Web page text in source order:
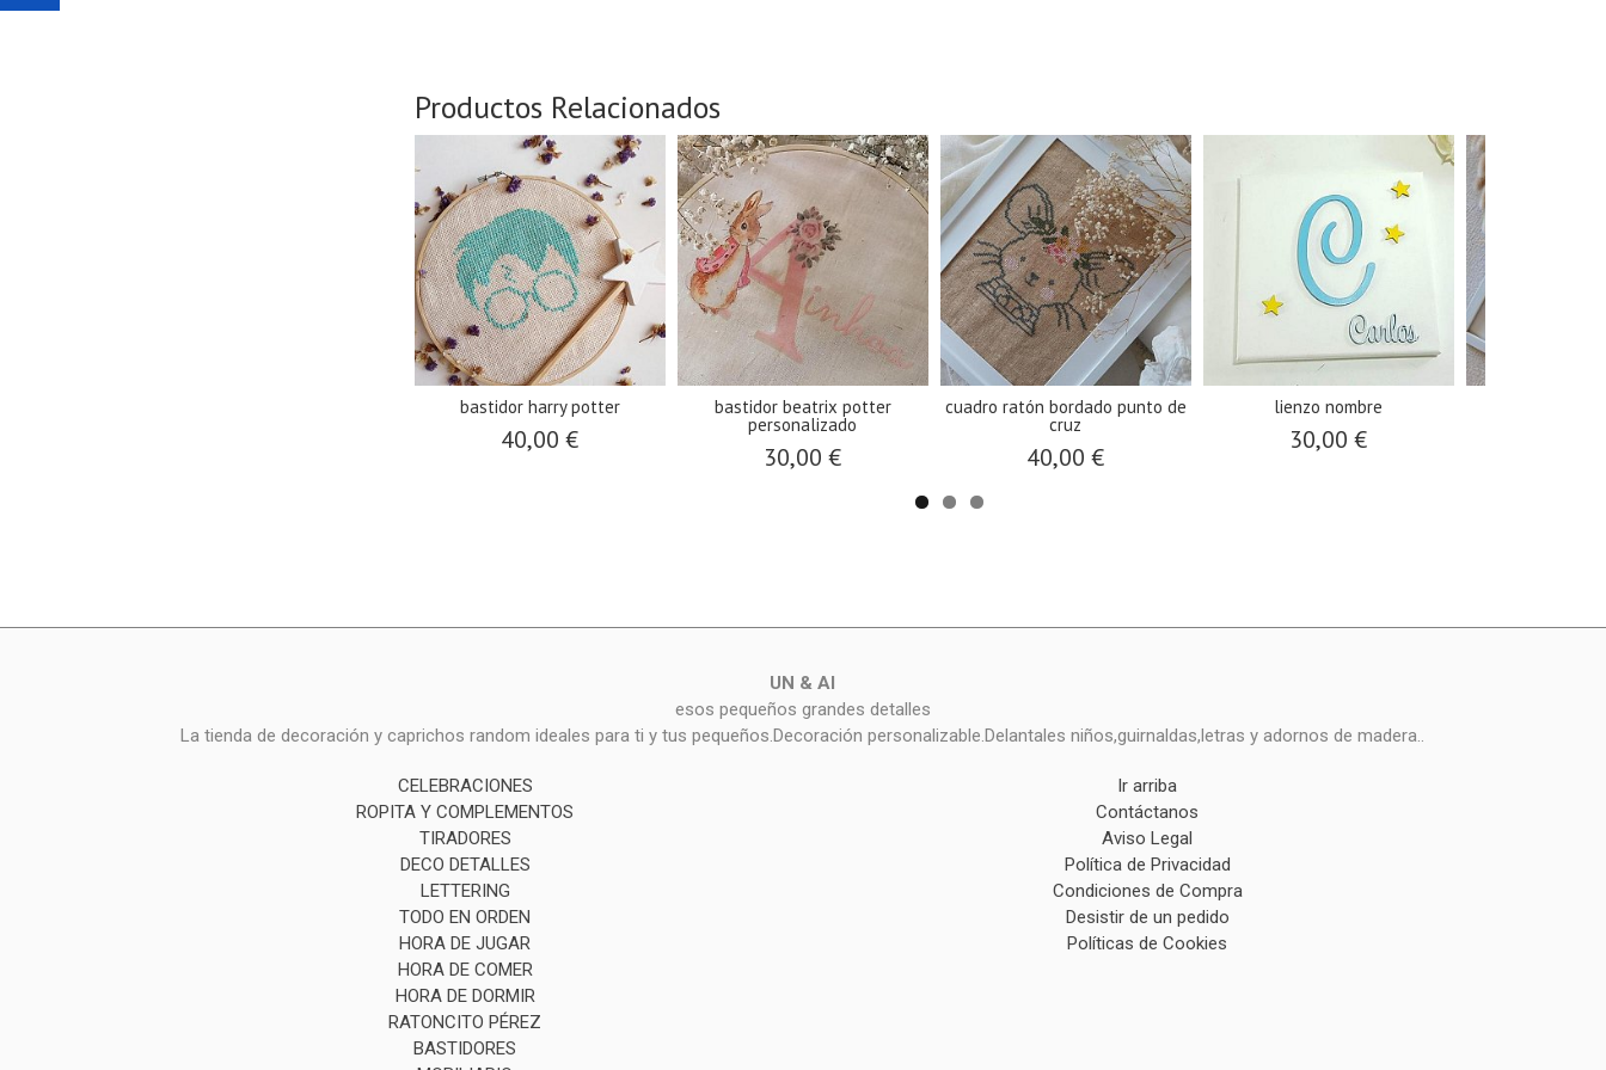
Productos Relacionados
bastidor harry potter
40,00 €
bastidor beatrix potter
personalizado
30,00 €
cuadro ratón bordado punto de
cruz
40,00 €
lienzo nombre
30,00 €
UN & AI
esos pequeños grandes detalles
La tienda de decoración y caprichos random ideales para ti y tus pequeños.Decoración personalizable.Delantales niños,guirnaldas,letras y adornos de madera..
CELEBRACIONES
ROPITA Y COMPLEMENTOS
TIRADORES
DECO DETALLES
LETTERING
TODO EN ORDEN
HORA DE JUGAR
HORA DE COMER
HORA DE DORMIR
RATONCITO PÉREZ
BASTIDORES
Ir arriba
Contáctanos
Aviso Legal
Política de Privacidad
Condiciones de Compra
Desistir de un pedido
Políticas de Cookies